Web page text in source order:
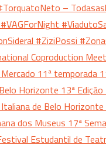
–
#VAGForNight
#ZiziPossi
Coproduction
11ª temporada
Horizonte 13ª
de Belo Horizonte
dos Museus 17ª
Estudantil de